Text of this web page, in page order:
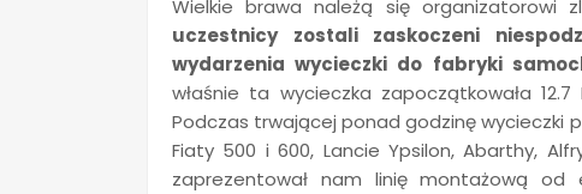
Wielkie brawa należą się organizatorowi
uczestnicy zostali zaskoczeni
wydarzenia wycieczki do fabryki
właśnie ta wycieczka zapoczątkowała
Podczas trwającej ponad godzinę wycieczki
Fiaty 500 i 600, Lancie Ypsilon, Abarthy,
zaprezentował nam linię montażową